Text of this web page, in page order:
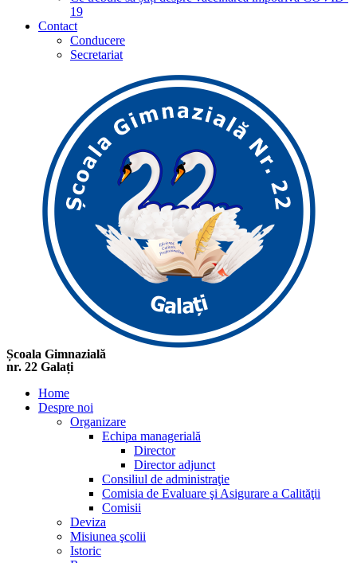
19
Contact
Conducere
Secretariat
Școala Gimnazială
nr. 22 Galați
Home
Despre noi
Organizare
Echipa managerială
Director
Director adjunct
Consiliul de administraţie
Comisia de Evaluare şi Asigurare a Calităţii
Comisii
Deviza
Misiunea şcolii
Istoric